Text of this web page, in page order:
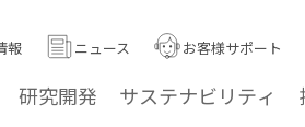
研究開発 サステナビリティ
報 ニュース お客様サポート